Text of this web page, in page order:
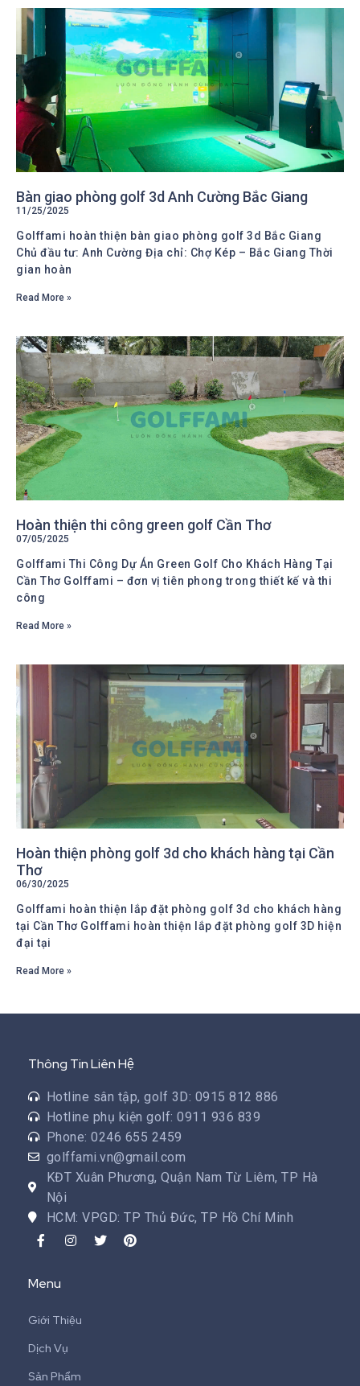
Bàn giao phòng golf 3d Anh Cường Bắc Giang
11/25/2025
Golffami hoàn thiện bàn giao phòng golf 3d Bắc Giang
Chủ đầu tư: Anh Cường Địa chỉ: Chợ Kép – Bắc Giang Thời
gian hoàn
Read More »
Hoàn thiện thi công green golf Cần Thơ
07/05/2025
Golffami Thi Công Dự Án Green Golf Cho Khách Hàng Tại
Cần Thơ Golffami – đơn vị tiên phong trong thiết kế và thi
công
Read More »
Hoàn thiện phòng golf 3d cho khách hàng tại Cần
Thơ
06/30/2025
Golffami hoàn thiện lắp đặt phòng golf 3d cho khách hàng
tại Cần Thơ Golffami hoàn thiện lắp đặt phòng golf 3D hiện
đại tại
Read More »
Thông Tin Liên Hệ
Hotline sân tập, golf 3D: 0915 812 886
Hotline phụ kiện golf: 0911 936 839
Phone: 0246 655 2459
golffami.vn@gmail.com
KĐT Xuân Phương, Quận Nam Từ Liêm, TP Hà
Nội
HCM: VPGD: TP Thủ Đức, TP Hồ Chí Minh
Menu
Giới Thiệu
Dịch Vụ
Sản Phẩm